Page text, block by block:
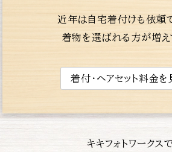
近年は自宅着付けも依頼
着物を選ばれる方が増え
着付・ヘアセット料金を
キキフォトワークス